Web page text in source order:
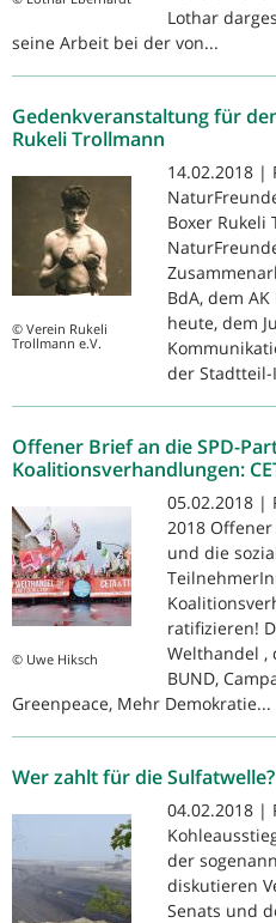
Lothar
seine Arbeit bei der von...
Gedenkveranstaltung für
Rukeli Trollmann
© Verein Rukeli
Trollmann e.V.
14.02.2018 |
Boxer Rukeli
BdA, dem
heute, dem
der Stadtteil-
Offener Brief an die SPD-
Koalitionsverhandlungen:
© Uwe Hiksch
05.02.2018 |
2018
und die
ratifizieren!
Welthandel ,
BUND,
Greenpeace, Mehr Demokratie...
Wer zahlt für die Sulfatwelle?
04.02.2018 |
der
diskutieren
Senats und